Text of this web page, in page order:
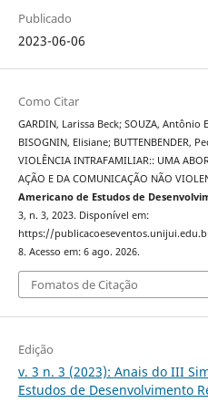
Publicado
2023-06-06
Como Citar
GARDIN, Larissa Beck; SOUZA, Antônio
BISOGNIN, Elisiane; BUTTENBENDER,
VIOLÊNCIA INTRAFAMILIAR:: UMA
AÇÃO E DA COMUNICAÇÃO NÃO
Americano de Estudos de
3, n. 3, 2023. Disponível em:
https://
8. Acesso em: 6 ago. 2026.
Fomatos de Citação
Edição
v. 3 n. 3 (2023): Anais do III
Estudos de Desenvolvimento